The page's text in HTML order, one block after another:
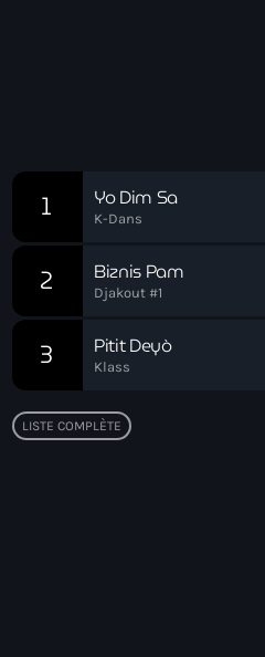
1 Yo Dim Sa
K-Dans
2 Biznis Pam
Djakout #1
3 Pitit Deyò
Klass
LISTE COMPLÈTE